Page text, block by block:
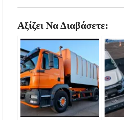
Αξίζει Να Διαβάσετε: